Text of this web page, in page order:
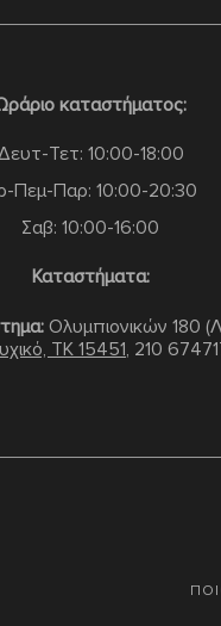
καταστήματος:
Τετ: 10:00-18:00
Πεμ-Παρ: 10:00-20:30
Σαβ: 10:00-16:00
Καταστήματα:
Ολυμπιονικών 180
TK 15451, 210